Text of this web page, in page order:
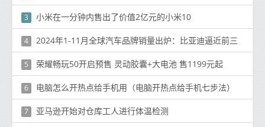
3 小米在一分钟内售出了价值2亿元的小米10
4 2024年1-11月全球汽车品牌销量出炉：比亚迪逼近前三
5 荣耀畅玩50开启预售 灵动胶囊+大电池 售1199元起
6 电脑怎么开热点给手机用（电脑开热点给手机七步法）
7 亚马逊开始对仓库工人进行体温检测